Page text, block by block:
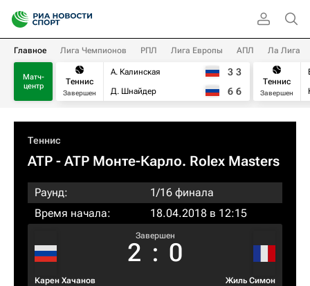
Главное Лига Чемпионов РПЛ Лига Европы АПЛ Ла Лига
Матч-
центр
Теннис
Завершен
А. Калинская
Д. Шнайдер
3 3
6 6
Теннис
Завершен
Теннис
ATP - ATP Монте-Карло. Rolex Masters
Раунд:
1/16 финала
Время начала:
18.04.2018 в 12:15
Карен Хачанов
Завершен
2 : 0
Жиль Симон